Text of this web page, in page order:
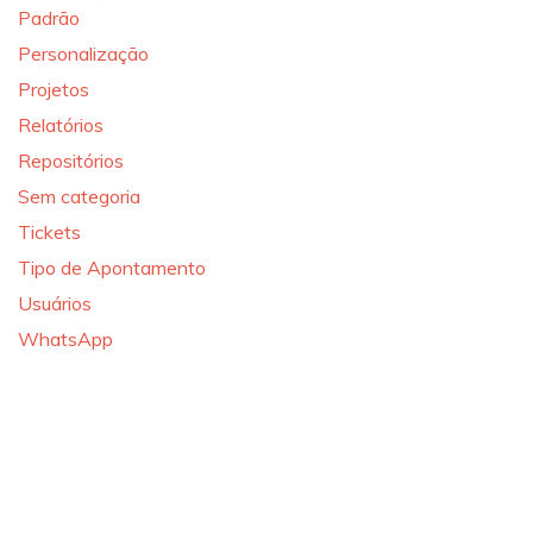
Padrão
Personalização
Projetos
Relatórios
Repositórios
Sem categoria
Tickets
Tipo de Apontamento
Usuários
WhatsApp